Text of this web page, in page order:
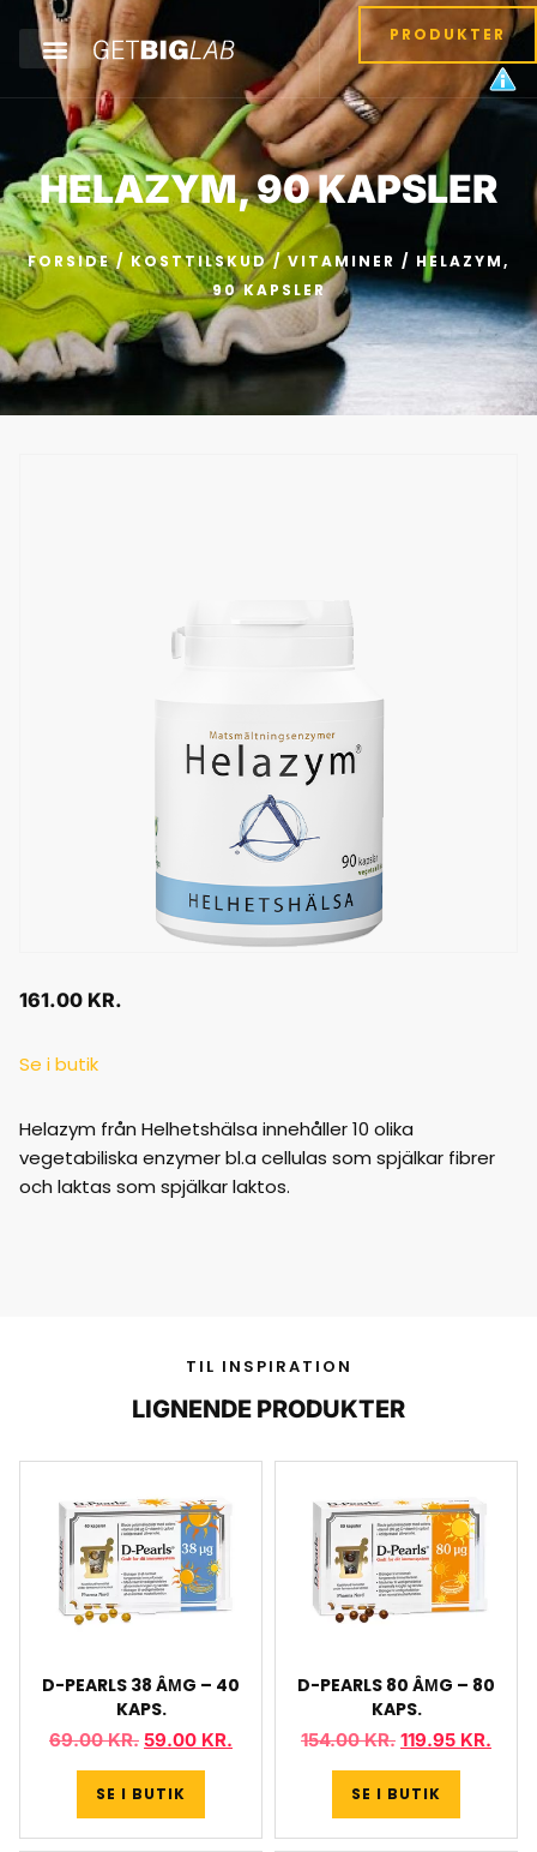
PRODUKTER
HELAZYM, 90 KAPSLER
FORSIDE/ KOSTTILSKUD/ VITAMINER / HELAZYM,
90 KAPSLER
161.00 KR.
Se i butik
Helazym från Helhetshälsa innehåller 10 olika
vegetabiliska enzymer bl.a cellulas som spjälkar fibrer
och laktas som spjälkar laktos.
TIL INSPIRATION
LIGNENDE PRODUKTER
D-PEARLS 38 ÂΜG – 40
KAPS.
69.00KR. 59.00 KR.
SE I BUTIK
D-PEARLS 80 ÂΜG – 80
KAPS.
154.00KR. 119.95 KR.
SE I BUTIK